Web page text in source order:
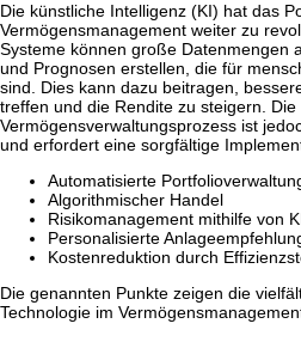
Die künstliche Intelligenz (KI) hat das
Vermögensmanagement weiter zu
Systeme können große Datenmengen
und Prognosen erstellen, die für
sind. Dies kann dazu beitragen,
treffen und die Rendite zu steigern.
Vermögensverwaltungsprozess ist
und erfordert eine sorgfältige
Automatisierte
Algorithmischer Handel
Risikomanagement mithilfe von
Personalisierte
Kostenreduktion durch
Die genannten Punkte zeigen die
Technologie im